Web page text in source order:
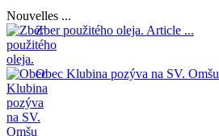
Nouvelles ...
Zber použitého oleja. Article ...
Obec Klubina pozýva na SV. Omšu